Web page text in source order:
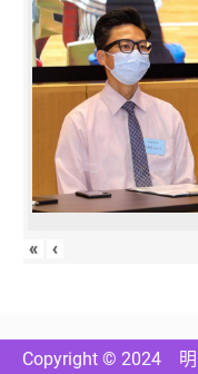
« ‹
Copyright © 2024